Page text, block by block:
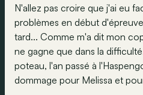
N'allez pas croire que j'ai eu
problèmes en début
tard... Comme m'a dit mon
ne gagne que dans la
poteau, l'an passé à
dommage pour Melissa et